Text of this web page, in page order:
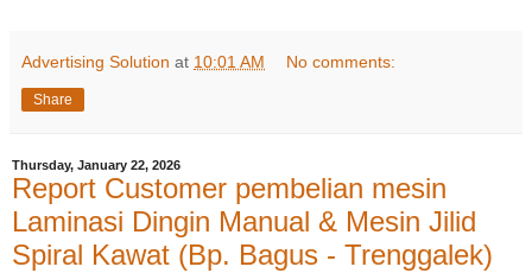
Advertising Solution at 10:01 AM No comments:
Share
Thursday, January 22, 2026
Report Customer pembelian mesin
Laminasi Dingin Manual & Mesin Jilid
Spiral Kawat (Bp. Bagus - Trenggalek)